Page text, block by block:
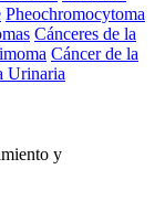
Pheochromocytoma
Cánceres de la
Cáncer de la
Urinaria
y